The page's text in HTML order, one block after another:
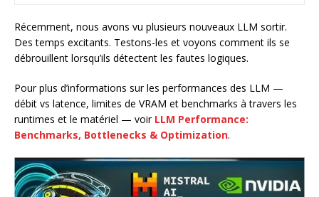
Récemment, nous avons vu plusieurs nouveaux LLM sortir.
Des temps excitants. Testons-les et voyons comment ils se
débrouillent lorsqu’ils détectent les fautes logiques.
Pour plus d’informations sur les performances des LLM —
débit vs latence, limites de VRAM et benchmarks à travers les
runtimes et le matériel — voir LLM Performance:
Benchmarks, Bottlenecks & Optimization.